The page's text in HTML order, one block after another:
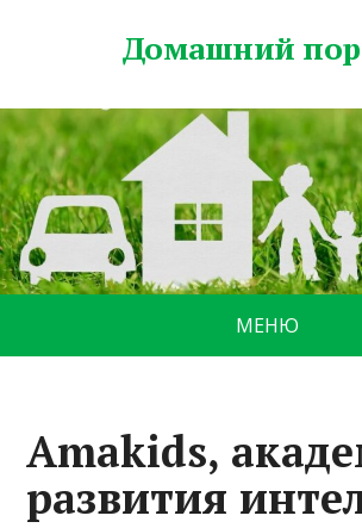
Домашний
МЕНЮ
Amakids,
развития